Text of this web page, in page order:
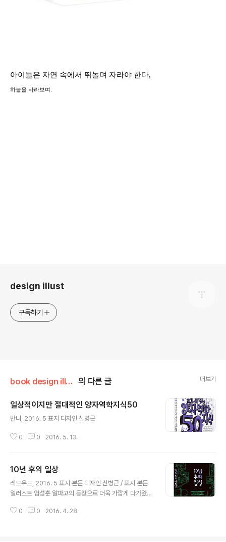
아이들은 자연 속에서 뛰놀며 자라야 한다,
하늘을 바라보며.
design illust
구독하기
book design illust 의 다른 글 더보기
일상적이지만 절대적인 양자역학지식50
반니, 2016. 5 표지 디자인 신병근
0 0 2016. 5. 13.
10년 후의 일상
레드우드, 2016. 5 표지 본문 디자인 신병근 / 표지 본문
일러스트 엄성훈 알파고의 등장으로 더욱 가깝게 다가왔던
까 궁금하기도, 막연히 두렵기도 하다.
0 0 2016. 4. 28.